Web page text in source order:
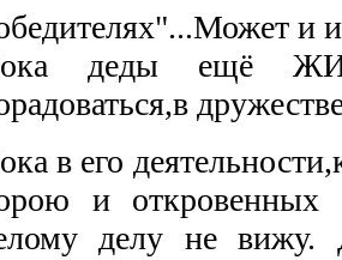
и
деды ещё
в его
и откровенных
делу не вижу.